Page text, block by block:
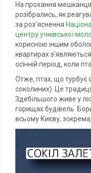
На прохання
розібрались, як
за роз’яснення
центру учнівської
корисною іншим
квартирах
осінній період, коли
Отже, птах, що турбує
соколиних). Це
Здебільшого живе у
горищах будівель.
всьому Києву,